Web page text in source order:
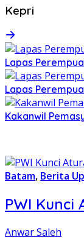
Kepri
Lapas
Lapas
Kakanwil
Batam, Berita
PWI Kunci
Anwar Saleh